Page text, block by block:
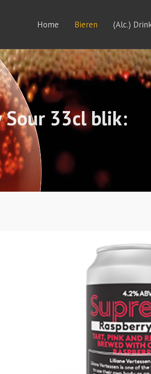
Home Bieren (Alc.)
Sour 33cl blik: